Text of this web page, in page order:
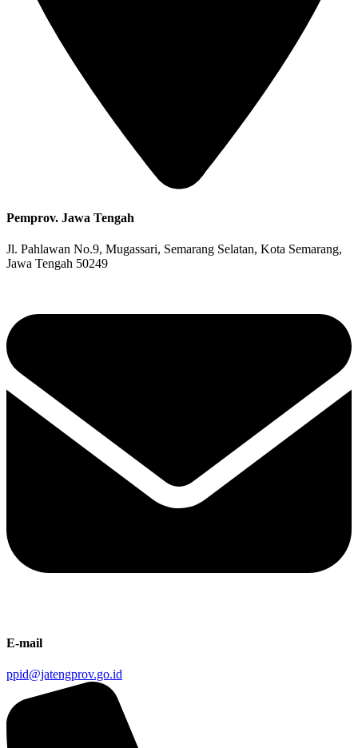
Pemprov. Jawa Tengah
Jl. Pahlawan No.9, Mugassari, Semarang Selatan, Kota Semarang,
Jawa Tengah 50249
E-mail
ppid@jatengprov.go.id